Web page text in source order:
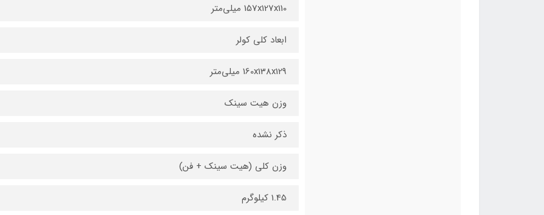
157x127x110 میلی‌متر
ابعاد کلی کولر
160x138x129 میلی‌متر
وزن هیت سینک
ذکر نشده
وزن کلی (هیت سینک + فن)
1.45 کیلوگرم